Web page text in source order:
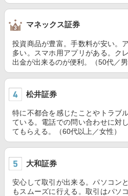
マネックス証券
投資商品が豊富。手数料が安い。
多い。スマホ用アプリがある。ク
出金が出来るのが便利。（50代／男
松井証券
特に不都合を感じたことやトラブ
ている。電話での問い合わせに対
てもらえる。（60代以上／女性）
大和証券
安心して取引が出来る。パソコン
もスムーズに行える。取引はパソ